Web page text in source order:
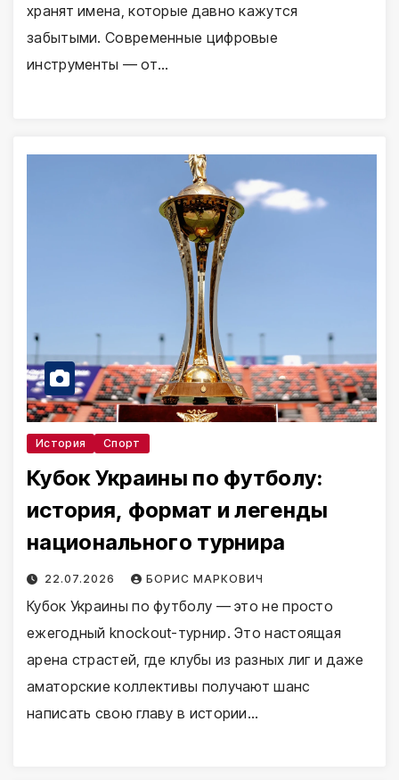
хранят имена, которые давно кажутся
забытыми. Современные цифровые
инструменты — от…
История Спорт
Кубок Украины по футболу:
история, формат и легенды
национального турнира
22.07.2026 БОРИС МАРКОВИЧ
Кубок Украины по футболу — это не просто
ежегодный knockout-турнир. Это настоящая
арена страстей, где клубы из разных лиг и даже
аматорские коллективы получают шанс
написать свою главу в истории…